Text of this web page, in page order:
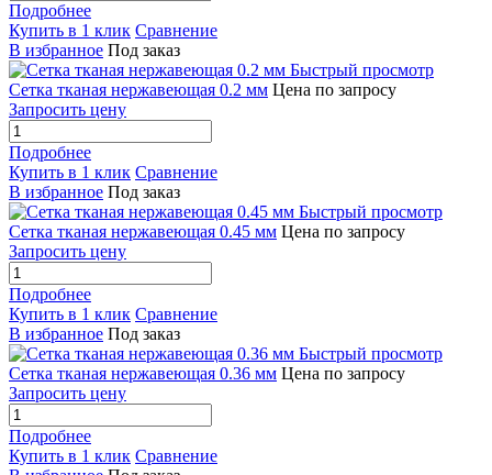
Подробнее
Купить в 1 клик Сравнение
В избранное Под заказ
Быстрый просмотр
Сетка тканая нержавеющая 0.2 мм Цена по запросу
Запросить цену
Подробнее
Купить в 1 клик Сравнение
В избранное Под заказ
Быстрый просмотр
Сетка тканая нержавеющая 0.45 мм Цена по запросу
Запросить цену
Подробнее
Купить в 1 клик Сравнение
В избранное Под заказ
Быстрый просмотр
Сетка тканая нержавеющая 0.36 мм Цена по запросу
Запросить цену
Подробнее
Купить в 1 клик Сравнение